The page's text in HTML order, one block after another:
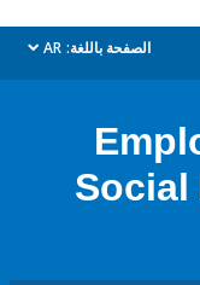
الصفحة باللغة: AR
dropdown